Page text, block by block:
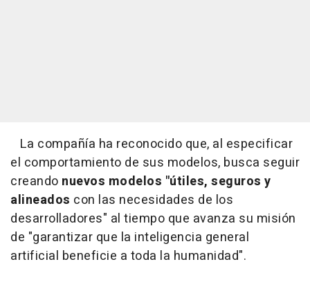
La compañía ha reconocido que, al especificar
el comportamiento de sus modelos, busca seguir
creando nuevos modelos "útiles, seguros y
alineados con las necesidades de los
desarrolladores" al tiempo que avanza su misión
de "garantizar que la inteligencia general
artificial beneficie a toda la humanidad".